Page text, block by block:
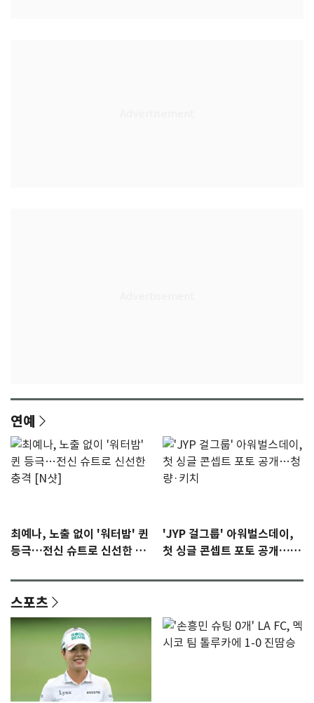
연예
최예나, 노출 없이 '워터밤' 퀸
등극…전신 슈트로 신선한 충
'JYP 걸그룹' 아워벌스데이,
첫 싱글 콘셉트 포토 공개…청
스포츠